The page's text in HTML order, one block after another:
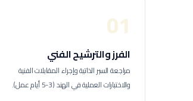
01
الفرز والترشيح الفني
مراجعة السير الذاتية وإجراء المقابلات الفنية
والاختبارات العملية في الهند (3-5 أيام عمل).